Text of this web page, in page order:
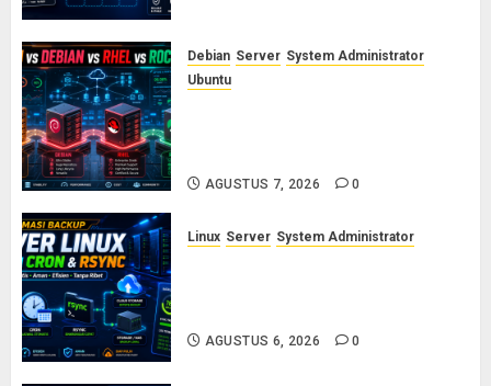
Debian Server System Administrator
Ubuntu
AGUSTUS 7, 2026 0
Linux Server System Administrator
AGUSTUS 6, 2026 0